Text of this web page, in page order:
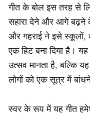
गीत के बोल इस तरह से
सहारा देने और आगे बढ़ने
और गहराई ने इसे स्कूलों,
एक हिट बना दिया है।
उत्सव मानता है, बल्कि यह
लोगों को एक सूत्र में
स्वर के रूप में यह गीत